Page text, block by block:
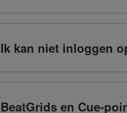
Ik kan niet inloggen
BeatGrids en Cue-